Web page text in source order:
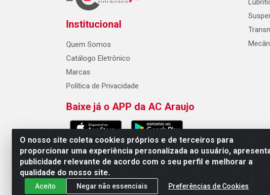
O nosso site coleta cookies próprios e de terceiros para
proporcionar uma experiência personalizada ao usuário,
publicidade relevante de acordo com o seu perfil e melhorar a
qualidade do nosso site.
Aceito Negar não essenciais Preferências de Cookies
Institucional
Quem Somos
Catálogo Eletrônico
Marcas
Política de Privacidade
Baixe já o APP da AC Araujo
AC Araujo Distribuidora - Rua Carneiro de